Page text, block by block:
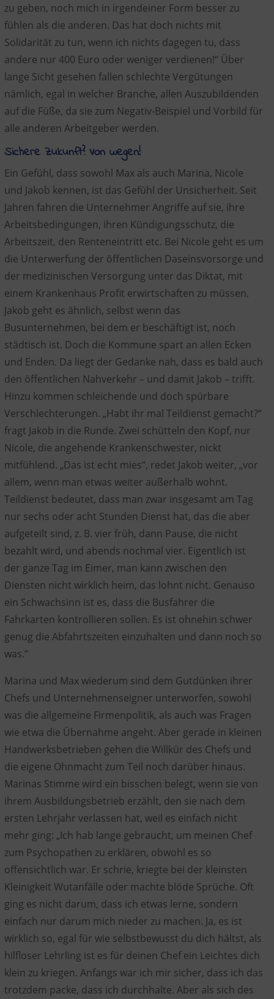
zu geben, noch mich in irgendeiner Form besser zu
fühlen als die anderen. Das hat doch nichts mit
Solidarität zu tun, wenn ich nichts dagegen tu, dass
andere nur 400 Euro oder weniger verdienen!“ Über
lange Sicht gesehen fallen schlechte Vergütungen
nämlich, egal in welcher Branche, allen Auszubildenden
auf die Füße, da sie zum Negativ-Beispiel und Vorbild für
alle anderen Arbeitgeber werden.
Sichere Zukunft? Von wegen!
Ein Gefühl, dass sowohl Max als auch Marina, Nicole
und Jakob kennen, ist das Gefühl der Unsicherheit. Seit
Jahren fahren die Unternehmer Angriffe auf sie, ihre
Arbeitsbedingungen, ihren Kündigungsschutz, die
Arbeitszeit, den Renteneintritt etc. Bei Nicole geht es um
die Unterwerfung der öffentlichen Daseinsvorsorge und
der medizinischen Versorgung unter das Diktat, mit
einem Krankenhaus Profit erwirtschaften zu müssen.
Jakob geht es ähnlich, selbst wenn das
Busunternehmen, bei dem er beschäftigt ist, noch
städtisch ist. Doch die Kommune spart an allen Ecken
und Enden. Da liegt der Gedanke nah, dass es bald auch
den öffentlichen Nahverkehr – und damit Jakob – trifft.
Hinzu kommen schleichende und doch spürbare
Verschlechterungen. „Habt ihr mal Teildienst gemacht?“
fragt Jakob in die Runde. Zwei schütteln den Kopf, nur
Nicole, die angehende Krankenschwester, nickt
mitfühlend. „Das ist echt mies“, redet Jakob weiter, „vor
allem, wenn man etwas weiter außerhalb wohnt.
Teildienst bedeutet, dass man zwar insgesamt am Tag
nur sechs oder acht Stunden Dienst hat, das die aber
aufgeteilt sind, z. B. vier früh, dann Pause, die nicht
bezahlt wird, und abends nochmal vier. Eigentlich ist
der ganze Tag im Eimer, man kann zwischen den
Diensten nicht wirklich heim, das lohnt nicht. Genauso
ein Schwachsinn ist es, dass die Busfahrer die
Fahrkarten kontrollieren sollen. Es ist ohnehin schwer
genug die Abfahrtszeiten einzuhalten und dann noch so
was.“
Marina und Max wiederum sind dem Gutdünken ihrer
Chefs und Unternehmenseigner unterworfen, sowohl
was die allgemeine Firmenpolitik, als auch was Fragen
wie etwa die Übernahme angeht. Aber gerade in kleinen
Handwerksbetrieben gehen die Willkür des Chefs und
die eigene Ohnmacht zum Teil noch darüber hinaus.
Marinas Stimme wird ein bisschen belegt, wenn sie von
ihrem Ausbildungsbetrieb erzählt, den sie nach dem
ersten Lehrjahr verlassen hat, weil es einfach nicht
mehr ging: „Ich hab lange gebraucht, um meinen Chef
zum Psychopathen zu erklären, obwohl es so
offensichtlich war. Er schrie, kriegte bei der kleinsten
Kleinigkeit Wutanfälle oder machte blöde Sprüche. Oft
ging es nicht darum, dass ich etwas lerne, sondern
einfach nur darum mich nieder zu machen. Ja, es ist
wirklich so, egal für wie selbstbewusst du dich hältst, als
hilfloser Lehrling ist es für deinen Chef ein Leichtes dich
klein zu kriegen. Anfangs war ich mir sicher, dass ich das
trotzdem packe, dass ich durchhalte. Aber als sich des